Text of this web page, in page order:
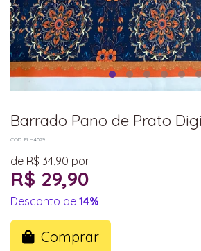
Barrado Pano de Prato
COD: PLH4029
de R$ 34,90 por
R$ 29,90
Desconto de 14%
Comprar